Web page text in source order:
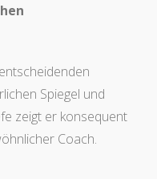
Spiegel und
zeigt er konsequent
Coach.